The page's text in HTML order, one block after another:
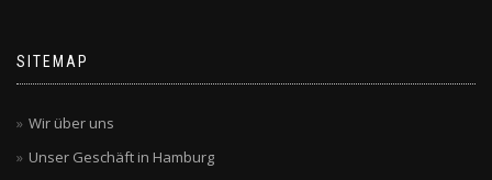
SITEMAP
Wir über uns
Unser Geschäft in Hamburg